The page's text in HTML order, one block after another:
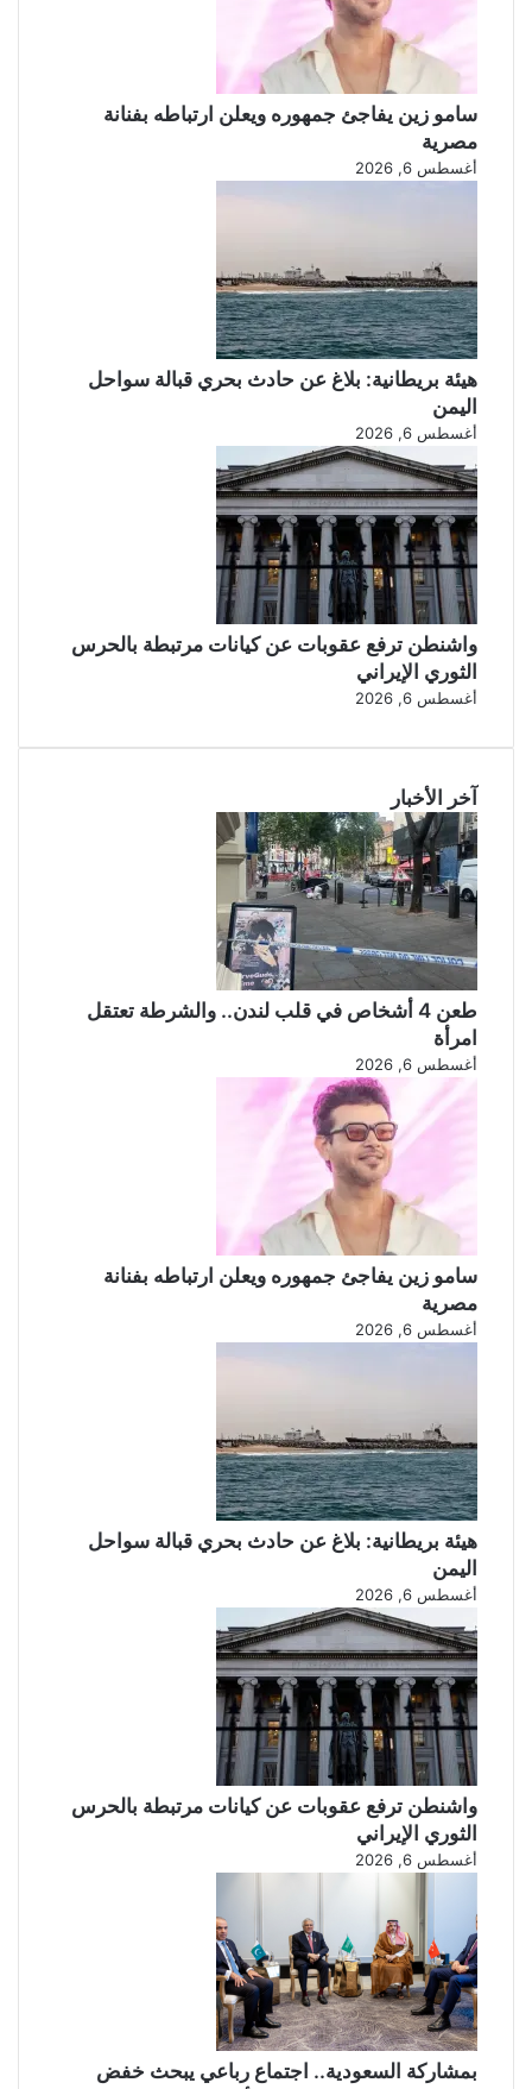
سامو زين يفاجئ جمهوره ويعلن ارتباطه بفنانة
مصرية
أغسطس 6, 2026
هيئة بريطانية: بلاغ عن حادث بحري قبالة سواحل
اليمن
أغسطس 6, 2026
واشنطن ترفع عقوبات عن كيانات مرتبطة بالحرس
الثوري الإيراني
أغسطس 6, 2026
آخر الأخبار
طعن 4 أشخاص في قلب لندن.. والشرطة تعتقل
امرأة
أغسطس 6, 2026
سامو زين يفاجئ جمهوره ويعلن ارتباطه بفنانة
مصرية
أغسطس 6, 2026
هيئة بريطانية: بلاغ عن حادث بحري قبالة سواحل
اليمن
أغسطس 6, 2026
واشنطن ترفع عقوبات عن كيانات مرتبطة بالحرس
الثوري الإيراني
أغسطس 6, 2026
بمشاركة السعودية.. اجتماع رباعي يبحث خفض